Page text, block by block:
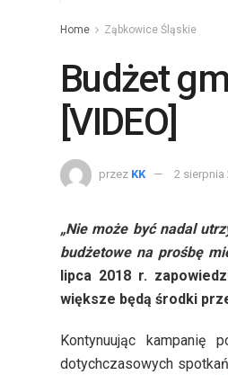
Home Ząbkowice Śląskie
Budżet
[VIDEO]
przez KK 2 sierpnia
„Nie może być nadal
budżetowe na prośbę
lipca 2018 r.
większe będą środki
Kontynuując kampanię
dotychczasowych